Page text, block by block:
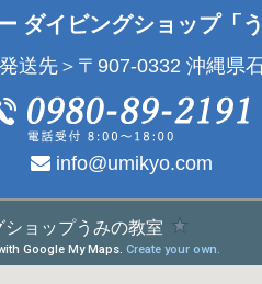
ダイビングショップ「
送先＞〒907-0332 沖縄県
info@umikyo.com